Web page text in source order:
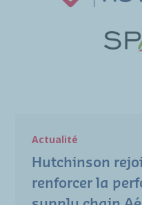
Actualité
Hutchinson
renforcer la